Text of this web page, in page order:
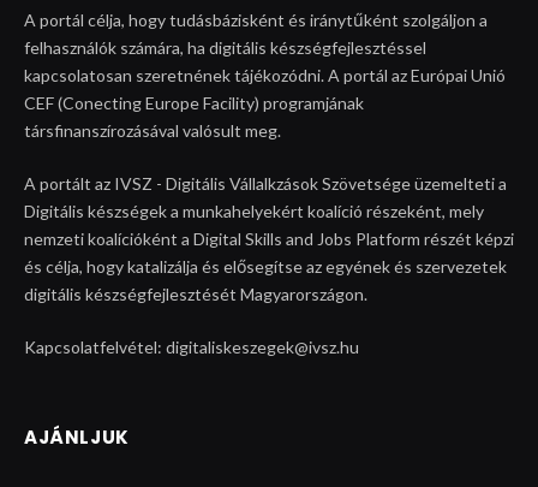
A portál célja, hogy tudásbázisként és iránytűként szolgáljon a
felhasználók számára, ha digitális készségfejlesztéssel
kapcsolatosan szeretnének tájékozódni. A portál az Európai Unió
CEF (Conecting Europe Facility) programjának
társfinanszírozásával valósult meg.
A portált az IVSZ - Digitális Vállalkzások Szövetsége üzemelteti a
Digitális készségek a munkahelyekért koalíció részeként, mely
nemzeti koalícióként a Digital Skills and Jobs Platform részét képzi
és célja, hogy katalizálja és elősegítse az egyének és szervezetek
digitális készségfejlesztését Magyarországon.
Kapcsolatfelvétel: digitaliskeszegek@ivsz.hu
AJÁNLJUK